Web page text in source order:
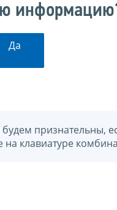
Да
признательны,
клавиатуре